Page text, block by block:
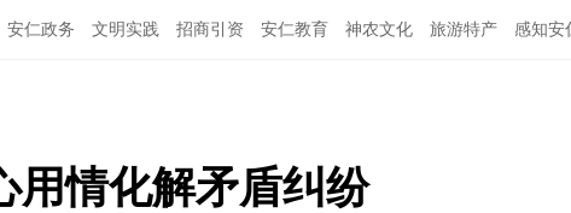
安仁政务 文明实践 招商引资 安仁教育 神农文化 旅游特产 感知安
用情化解矛盾纠纷